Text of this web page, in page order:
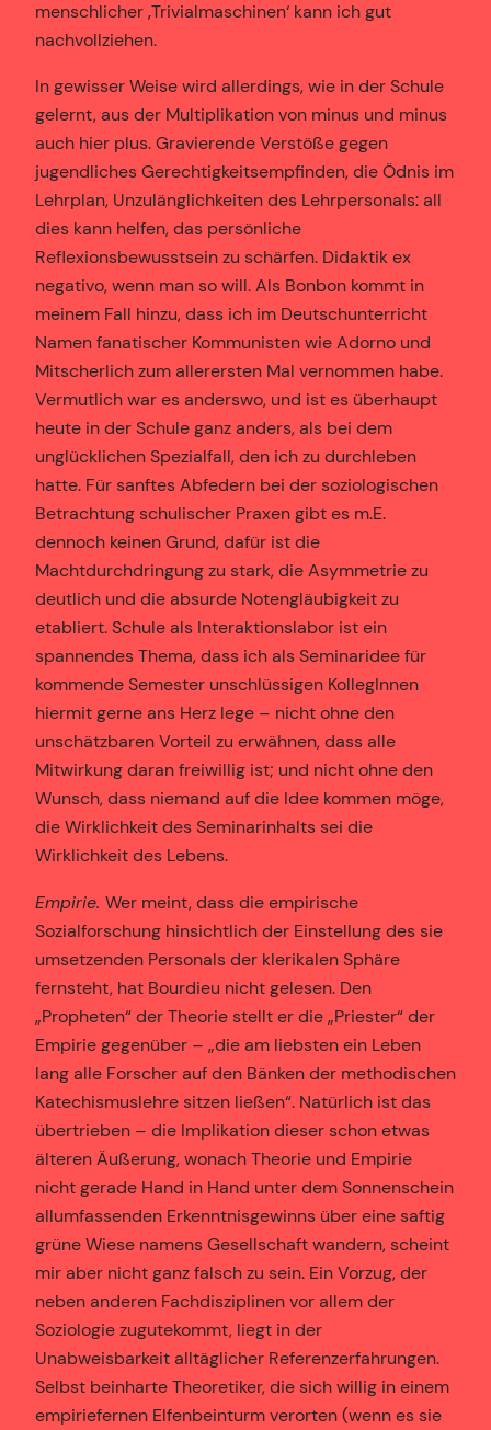
menschlicher ‚Trivialmaschinen‘ kann ich gut
nachvollziehen.
In gewisser Weise wird allerdings, wie in der Schule
gelernt, aus der Multiplikation von minus und minus
auch hier plus. Gravierende Verstöße gegen
jugendliches Gerechtigkeitsempfinden, die Ödnis im
Lehrplan, Unzulänglichkeiten des Lehrpersonals: all
dies kann helfen, das persönliche
Reflexionsbewusstsein zu schärfen. Didaktik ex
negativo, wenn man so will. Als Bonbon kommt in
meinem Fall hinzu, dass ich im Deutschunterricht
Namen fanatischer Kommunisten wie Adorno und
Mitscherlich zum allerersten Mal vernommen habe.
Vermutlich war es anderswo, und ist es überhaupt
heute in der Schule ganz anders, als bei dem
unglücklichen Spezialfall, den ich zu durchleben
hatte. Für sanftes Abfedern bei der soziologischen
Betrachtung schulischer Praxen gibt es m.E.
dennoch keinen Grund, dafür ist die
Machtdurchdringung zu stark, die Asymmetrie zu
deutlich und die absurde Notengläubigkeit zu
etabliert. Schule als Interaktionslabor ist ein
spannendes Thema, dass ich als Seminaridee für
kommende Semester unschlüssigen KollegInnen
hiermit gerne ans Herz lege – nicht ohne den
unschätzbaren Vorteil zu erwähnen, dass alle
Mitwirkung daran freiwillig ist; und nicht ohne den
Wunsch, dass niemand auf die Idee kommen möge,
die Wirklichkeit des Seminarinhalts sei die
Wirklichkeit des Lebens.
Empirie. Wer meint, dass die empirische
Sozialforschung hinsichtlich der Einstellung des sie
umsetzenden Personals der klerikalen Sphäre
fernsteht, hat Bourdieu nicht gelesen. Den
„Propheten“ der Theorie stellt er die „Priester“ der
Empirie gegenüber – „die am liebsten ein Leben
lang alle Forscher auf den Bänken der methodischen
Katechismuslehre sitzen ließen“. Natürlich ist das
übertrieben – die Implikation dieser schon etwas
älteren Äußerung, wonach Theorie und Empirie
nicht gerade Hand in Hand unter dem Sonnenschein
allumfassenden Erkenntnisgewinns über eine saftig
grüne Wiese namens Gesellschaft wandern, scheint
mir aber nicht ganz falsch zu sein. Ein Vorzug, der
neben anderen Fachdisziplinen vor allem der
Soziologie zugutekommt, liegt in der
Unabweisbarkeit alltäglicher Referenzerfahrungen.
Selbst beinharte Theoretiker, die sich willig in einem
empiriefernen Elfenbeinturm verorten (wenn es sie